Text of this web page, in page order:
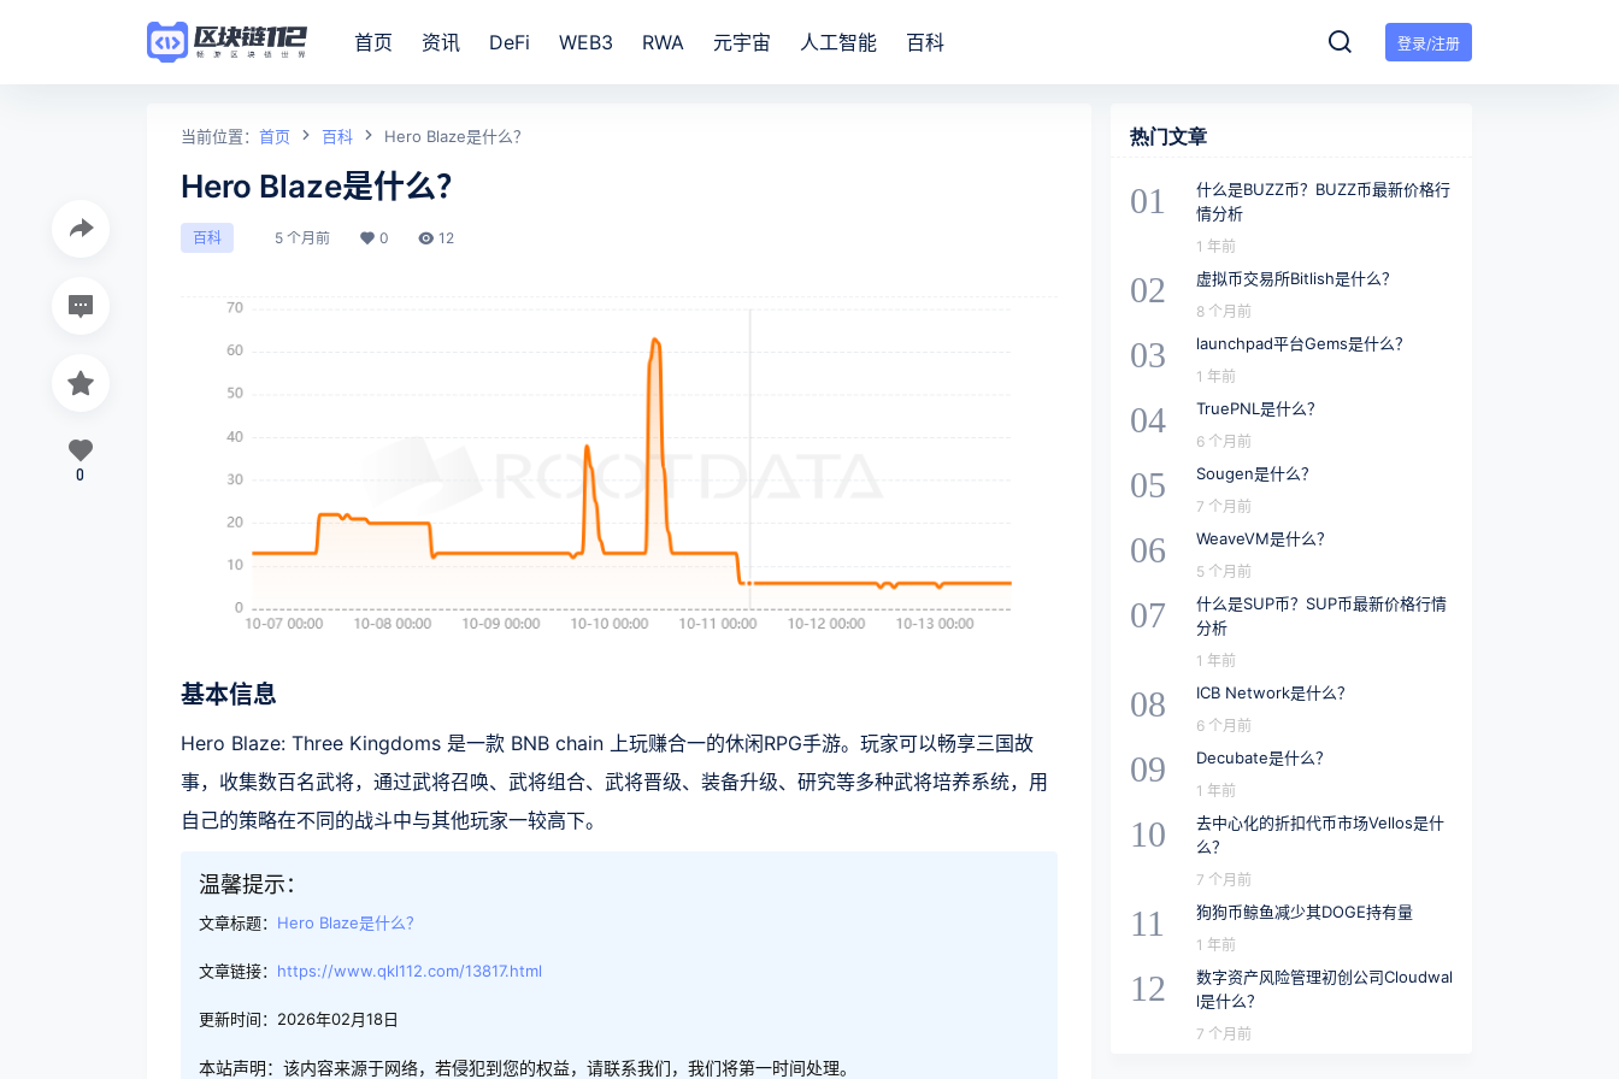
登录/注册
首页 资讯 DeFi WEB3 RWA 元宇宙 人工智能 百科
当前位置： 首页 百科 Hero Blaze是什么？
Hero Blaze是什么？
百科 5 个月前 0 12
基本信息
Hero Blaze: Three Kingdoms 是一款 BNB chain 上玩赚合一的休闲RPG手游。玩家可以畅享三国故
事，收集数百名武将，通过武将召唤、武将组合、武将晋级、装备升级、研究等多种武将培养系统，用
自己的策略在不同的战斗中与其他玩家一较高下。
温馨提示：
文章标题： Hero Blaze是什么？
文章链接： https://www.qkl112.com/13817.html
更新时间：2026年02月18日
本站声明：该内容来源于网络，若侵犯到您的权益，请联系我们，我们将第一时间处理。
0
热门文章
01
什么是BUZZ币？BUZZ币最新价格行
情分析
1 年前
02 虚拟币交易所Bitlish是什么？
8 个月前
03 launchpad平台Gems是什么？
1 年前
04 TruePNL是什么？
6 个月前
05 Sougen是什么？
7 个月前
06 WeaveVM是什么？
5 个月前
07
什么是SUP币？SUP币最新价格行情
分析
1 年前
08 ICB Network是什么？
6 个月前
09 Decubate是什么？
1 年前
10
去中心化的折扣代币市场Vellos是什
么？
7 个月前
11 狗狗币鲸鱼减少其DOGE持有量
1 年前
12
数字资产风险管理初创公司Cloudwal
l是什么？
7 个月前